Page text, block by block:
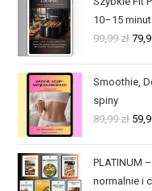
10–15 minut
99,99zł
Smoothie,
spiny
89,99zł
PLATINUM
normalnie i